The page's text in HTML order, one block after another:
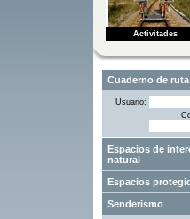
Activitades
Usuario:
Espacios de
natural
Espacios
Senderismo